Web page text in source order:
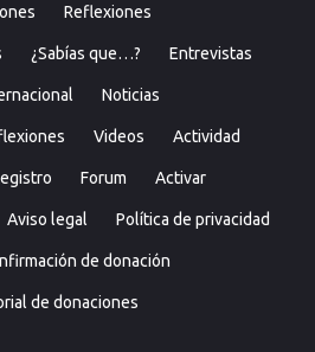
Reflexiones
¿Sabías que…? Entrevistas
Noticias
Videos Actividad
Forum Activar
Aviso legal Política de privacidad
de donación
de donaciones